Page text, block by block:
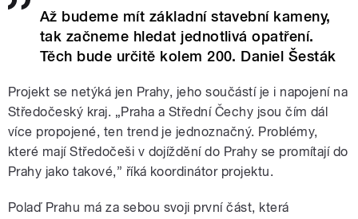
Až budeme mít základní stavební kameny,
tak začneme hledat jednotlivá opatření.
Těch bude určitě kolem 200. Daniel Šesták
Projekt se netýká jen Prahy, jeho součástí je i napojení na
Středočeský kraj. „Praha a Střední Čechy jsou čím dál
více propojené, ten trend je jednoznačný. Problémy,
které mají Středočeši v dojíždění do Prahy se promítají do
Prahy jako takové,” říká koordinátor projektu.
Polaď Prahu má za sebou svoji první část, která